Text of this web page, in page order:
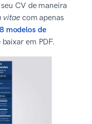
CV de maneira
vitaecom apenas
modelos de
em PDF.